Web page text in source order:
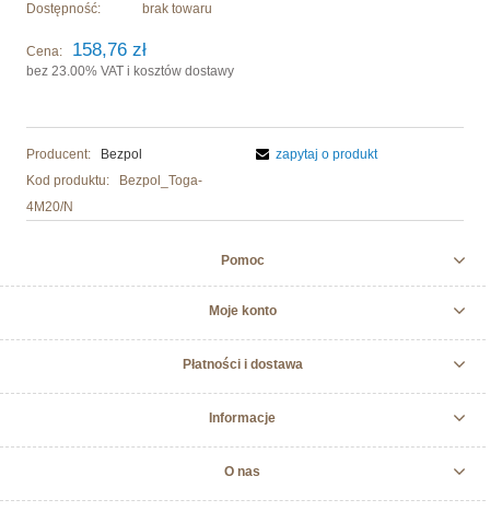
Dostępność: brak towaru
Cena: 158,76 zł
bez 23.00% VAT i kosztów dostawy
Producent:
Bezpol
Kod produktu:
Bezpol_Toga-
4M20/N
zapytaj o produkt
Pomoc
Moje konto
Płatności i dostawa
Informacje
O nas